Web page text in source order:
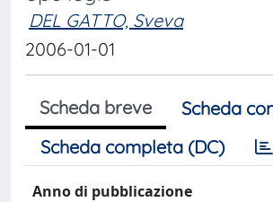
DEL GATTO, Sveva
2006-01-01
Scheda breve
Scheda
Scheda completa (DC)
Anno di pubblicazione